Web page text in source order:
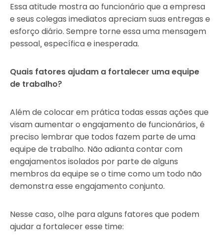
Essa atitude mostra ao funcionário que a empresa
e seus colegas imediatos apreciam suas entregas e
esforço diário. Sempre torne essa uma mensagem
pessoal, específica e inesperada.
Quais fatores ajudam a fortalecer uma equipe
de trabalho?
Além de colocar em prática todas essas ações que
visam aumentar o engajamento de funcionários, é
preciso lembrar que todos fazem parte de uma
equipe de trabalho. Não adianta contar com
engajamentos isolados por parte de alguns
membros da equipe se o time como um todo não
demonstra esse engajamento conjunto.
Nesse caso, olhe para alguns fatores que podem
ajudar a fortalecer esse time: